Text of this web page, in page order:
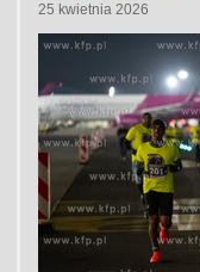
25 kwietnia 2026